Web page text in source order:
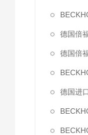
德国倍
德国倍
德国进